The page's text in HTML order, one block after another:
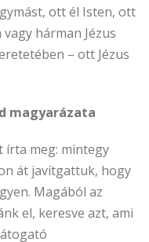
ott él Isten, ott
hárman Jézus
– ott Jézus
magyarázata
írta meg: mintegy
át javítgattuk, hogy
Magából az
el, keresve azt, ami